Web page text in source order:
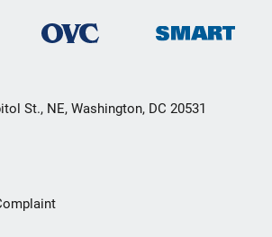
St., NE, Washington, DC 20531